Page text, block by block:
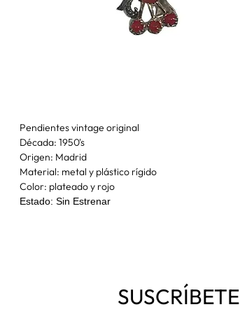
Pendientes vintage original
Década: 1950's
Origen: Madrid
Material: metal y plástico rígido
Color: plateado y rojo
Estado: Sin Estrenar
SUSCRÍBETE